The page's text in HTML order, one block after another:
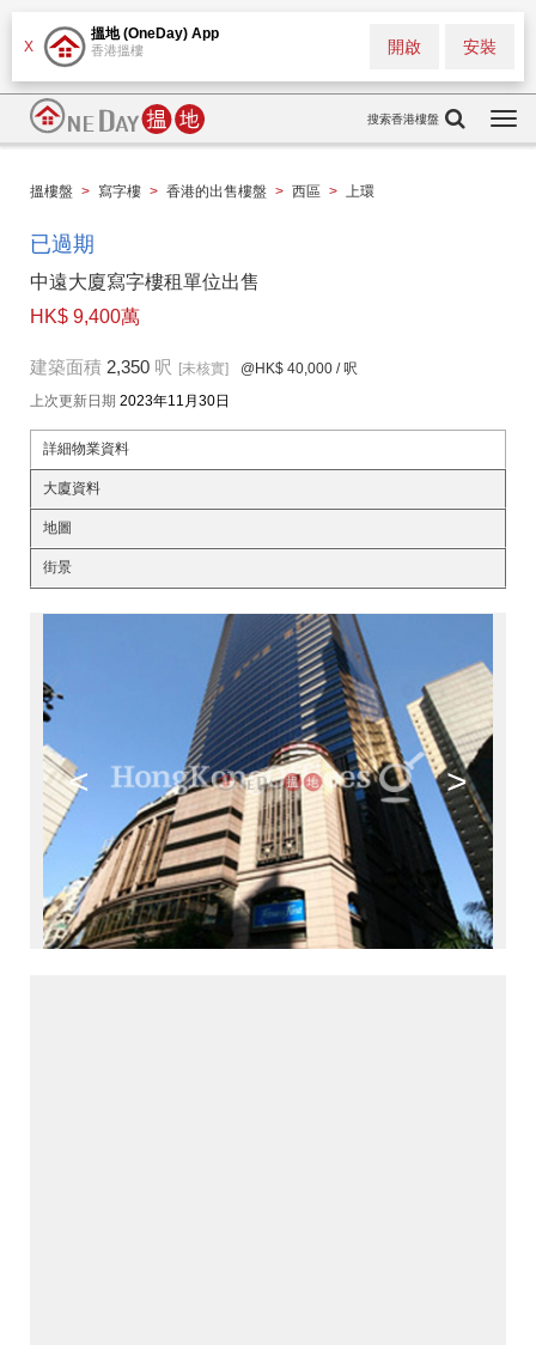
X
搵地 (OneDay) App
香港搵樓 安裝
開啟
搜索香港樓盤
搵樓盤 > 寫字樓 > 香港的出售樓盤 > 西區 > 上環
已過期
中遠大廈寫字樓租單位出售
HK$ 9,400萬
建築面積 2,350 呎 [未核實] @HK$ 40,000 / 呎
上次更新日期 2023年11月30日
詳細物業資料
大廈資料
地圖
街景
< >